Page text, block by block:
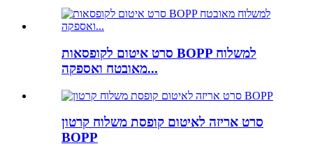
סרט איטום לקופסאות BOPP למשלוח
מאובטח ואספקה...
סרט אריזה לאיטום קופסת משלוח קרטון
BOPP